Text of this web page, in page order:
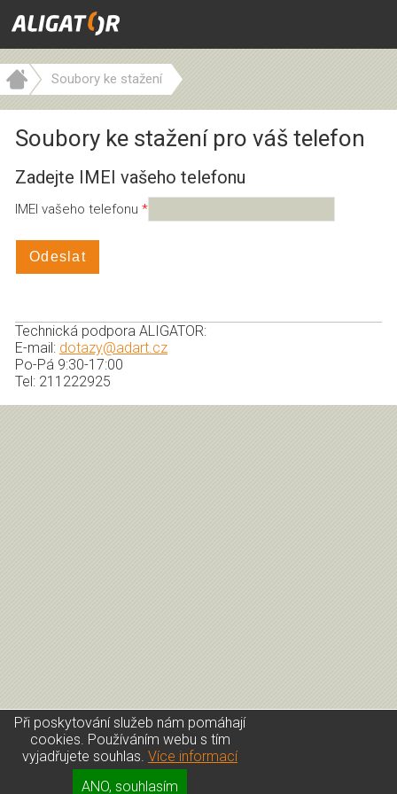
Soubory ke stažení
Soubory ke stažení pro váš telefon
Zadejte IMEI vašeho telefonu
IMEI vašeho telefonu
Odeslat
Technická podpora ALIGATOR:
E-mail: dotazy@adart.cz
Po-Pá 9:30-17:00
Tel: 211222925
Kontakt|Přihlášení|GDPR
Při poskytování služeb nám pomáhají
cookies. Používáním webu s tím
vyjadřujete souhlas. Více informací
ANO, souhlasím